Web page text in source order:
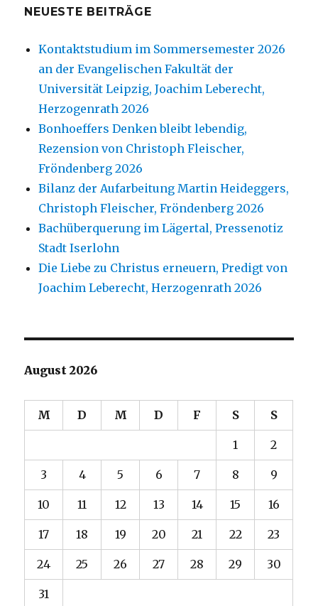
NEUESTE BEITRÄGE
Kontaktstudium im Sommersemester 2026
an der Evangelischen Fakultät der
Universität Leipzig, Joachim Leberecht,
Herzogenrath 2026
Bonhoeffers Denken bleibt lebendig,
Rezension von Christoph Fleischer,
Fröndenberg 2026
Bilanz der Aufarbeitung Martin Heideggers,
Christoph Fleischer, Fröndenberg 2026
Bachüberquerung im Lägertal, Pressenotiz
Stadt Iserlohn
Die Liebe zu Christus erneuern, Predigt von
Joachim Leberecht, Herzogenrath 2026
August 2026
M D M D F S S
1 2
3 4 5 6 7 8 9
10 11 12 13 14 15 16
17 18 19 20 21 22 23
24 25 26 27 28 29 30
31